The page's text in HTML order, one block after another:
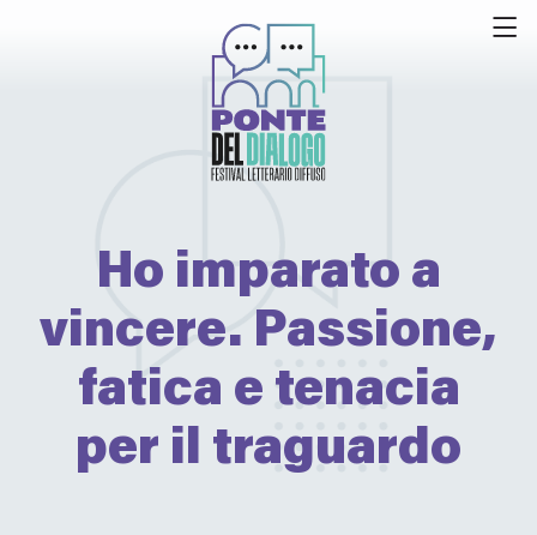
Ho imparato a
vincere. Passione,
fatica e tenacia
per il traguardo